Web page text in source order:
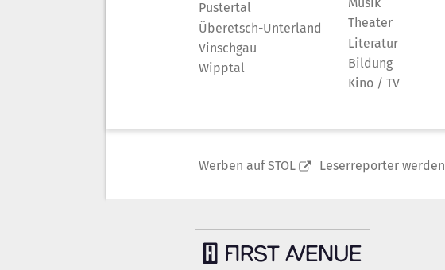
Pustertal
Überetsch-Unterland
Vinschgau
Wipptal
Theater
Literatur
Bildung
Kino / TV
Werben auf STOL Leserreporter werden